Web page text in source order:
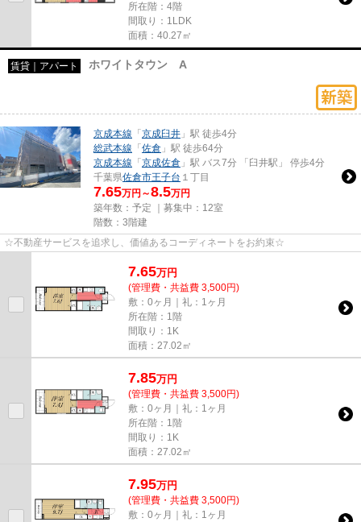
所在階：4階
間取り：1LDK
面積：40.27㎡
賃貸｜アパート ホワイトタウン A
京成本線 「 京成臼井 」駅 徒歩4分
総武本線 「 佐倉 」駅 徒歩64分
京成本線 「 京成佐倉 」駅 バス7分 「臼井駅」 停歩4分
千葉県佐倉市王子台 １丁目
7.65万円～8.5万円
築年数：予定 ｜募集中： 12室
階数：3階建
☆不動産サービスを追求し、価値あるコーディネートをお約束☆
7.65万円
(管理費・共益費 3,500円)
敷：0ヶ月｜礼：1ヶ月
所在階：1階
間取り：1K
面積：27.02㎡
7.85万円
(管理費・共益費 3,500円)
敷：0ヶ月｜礼：1ヶ月
所在階：1階
間取り：1K
面積：27.02㎡
7.95万円
(管理費・共益費 3,500円)
敷：0ヶ月｜礼：1ヶ月